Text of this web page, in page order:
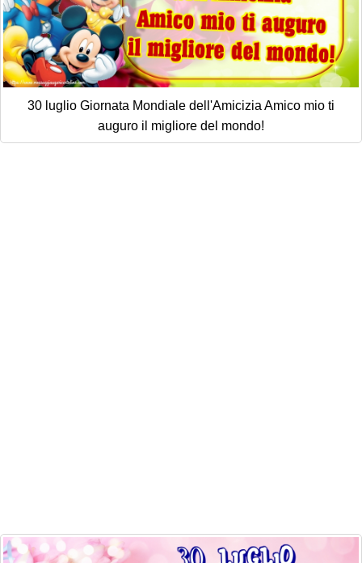
30 luglio Giornata Mondiale dell'Amicizia Amico mio ti
auguro il migliore del mondo!